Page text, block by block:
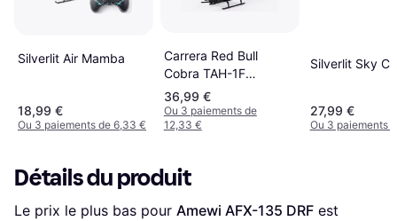
Silverlit Air Mamba
18,99 €
Ou 3 paiements de 6,33 €
Carrera Red Bull
Cobra TAH-1F
370501040X
36,99 €
Ou 3 paiements de
12,33 €
Silverlit Sky
27,99 €
Ou 3 paiements
Détails du produit
Le prix le plus bas pour Amewi AFX-135 DRF